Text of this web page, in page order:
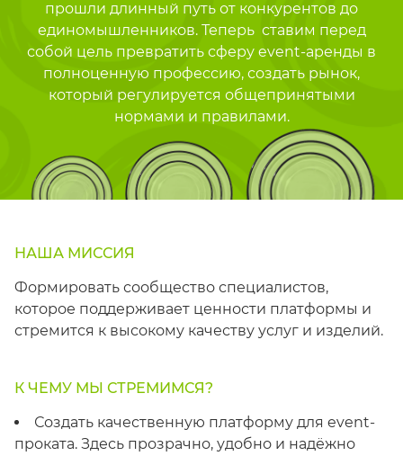
ИЗДЕЛИЯ ДЛЯ
КОМФОРТА
ТЕХНИЧЕСКОЕ
ОБОРУДОВАНИЕ
прошли длинный путь от конкурентов до
единомышленников. Теперь ставим перед
собой цель превратить сферу event-аренды в
полноценную профессию, создать рынок,
который регулируется общепринятыми
нормами и правилами.
НАША МИССИЯ
Формировать сообщество специалистов,
которое поддерживает ценности платформы и
стремится к высокому качеству услуг и изделий.
К ЧЕМУ МЫ СТРЕМИМСЯ?
Создать качественную платформу для event-
проката. Здесь прозрачно, удобно и надёжно